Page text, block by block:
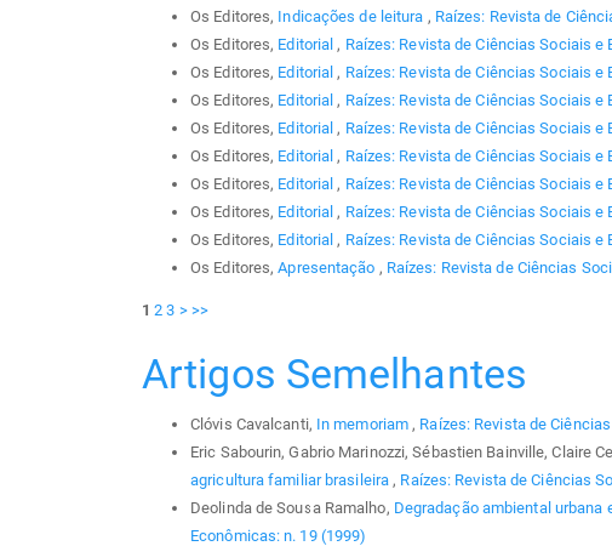
Os Editores, Indicações de leitura , Raízes: Revista de
Os Editores, Editorial, Raízes: Revista de Ciências Sociais e
Os Editores, Editorial, Raízes: Revista de Ciências Sociais e
Os Editores, Editorial, Raízes: Revista de Ciências Sociais e
Os Editores, Editorial, Raízes: Revista de Ciências Sociais e
Os Editores, Editorial, Raízes: Revista de Ciências Sociais e
Os Editores, Editorial, Raízes: Revista de Ciências Sociais e
Os Editores, Editorial, Raízes: Revista de Ciências Sociais e
Os Editores, Editorial, Raízes: Revista de Ciências Sociais e
Os Editores,Apresentação , Raízes: Revista de Ciências
1 2 3 > >>
Artigos Semelhantes
Clóvis Cavalcanti, In memoriam, Raízes: Revista de
Eric Sabourin, Gabrio Marinozzi, Sébastien Bainville, Claire
agricultura familiar brasileira, Raízes: Revista de Ciências
Deolinda de Sousa Ramalho, Degradação ambiental urbana
Econômicas: n. 19 (1999)